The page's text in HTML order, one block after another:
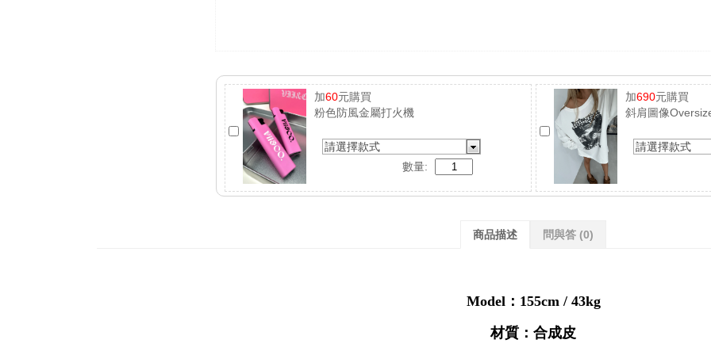
加60元購買
粉色防風金屬打火機
請選擇款式
數量:
加690元購買
斜肩圖像
請選擇款式
商品描述 問與答 (0)